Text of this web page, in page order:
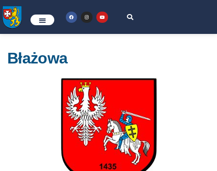
Błażowa